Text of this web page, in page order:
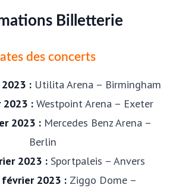
Billetterie
des concerts
: Utilita Arena – Birmingham
2023 : Westpoint Arena – Exeter
2023 : Mercedes Benz Arena –
Berlin
2023 : Sportpaleis – Anvers
février 2023: Ziggo Dome –